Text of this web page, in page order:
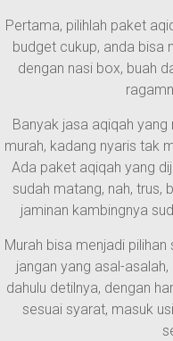
Pertama, pilihlah paket
budget cukup, anda bisa
dengan nasi box, buah
Banyak jasa aqiqah
murah, kadang nyaris tak
Ada paket aqiqah yang
sudah matang, nah, trus,
jaminan kambingnya
Murah bisa menjadi
jangan yang asal-
dahulu detilnya, dengan
sesuai syarat, masuk